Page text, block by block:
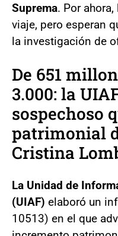
Suprema. Por
viaje, pero esperan
la investigación de
De 651
3.000: la
sospechoso
patrimonial
Cristina
La Unidad de
(UIAF) elaboró un
10513) en el que